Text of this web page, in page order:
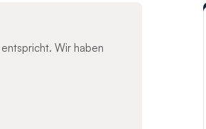
Wir haben